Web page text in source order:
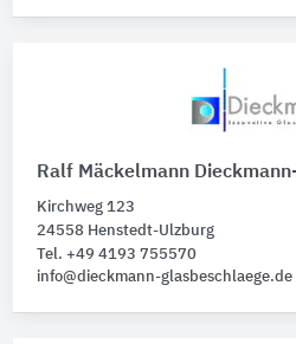
Ralf Mäckelmann
Kirchweg 123
24558 Henstedt-Ulzburg
Tel. +49 4193 755570
info@dieckmann-glasbeschlaege.de